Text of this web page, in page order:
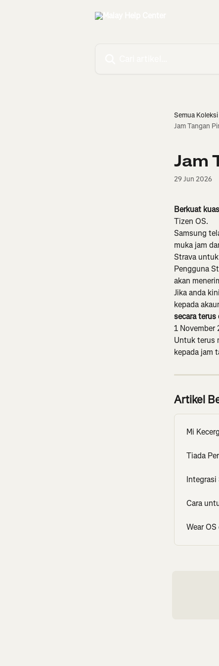
Semua Koleksi
Jam Tangan
Jam
29 Jun 2026
Berkuat
Tizen OS.
Samsung
muka jam
Strava
Pengguna
akan
Jika anda
kepada
secara terus
1 November
Untuk terus
kepada jam
Artikel
Mi
Tiada
Cara
Wear